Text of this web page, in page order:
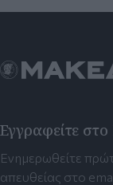
Εγγραφείτε
Ενημερωθείτε
απευθείας στο